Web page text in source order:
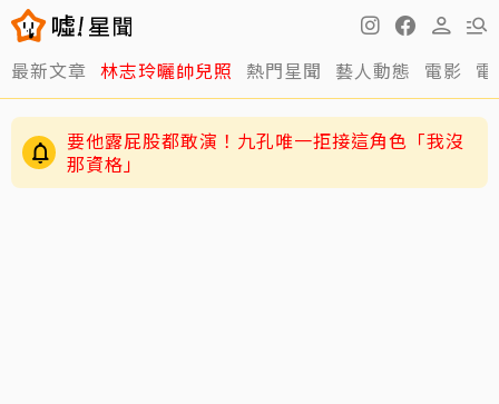
最新文章 林志玲曬帥兒照 熱門星聞 藝人動態 電影
要他露屁股都敢演！九孔唯一拒接這角色「我沒
那資格」